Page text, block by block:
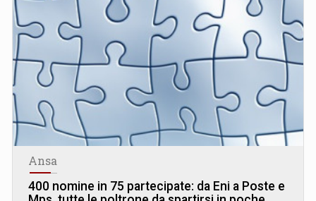
Ansa
400 nomine in 75 partecipate: da Eni a Poste e